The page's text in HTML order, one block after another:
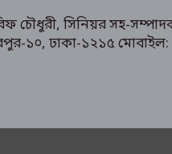
চৌধুরী, সিনিয়র সহ-
১০, ঢাকা-১২১৫